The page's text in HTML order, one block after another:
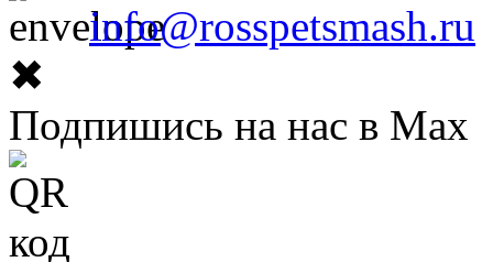
info@rosspetsmash.ru
✖
Подпишись на нас в Max